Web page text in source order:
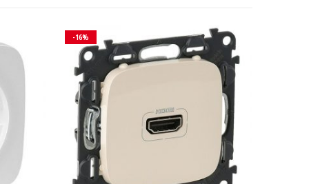
-16%